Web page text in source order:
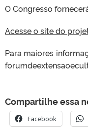
O Congresso
Acesse o site do
Para maiores
Compartilhe essa
Facebook